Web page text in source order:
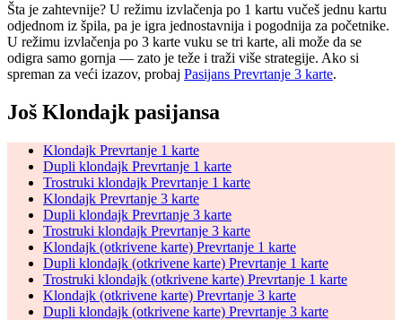
Šta je zahtevnije? U režimu izvlačenja po 1 kartu vučeš jednu kartu
odjednom iz špila, pa je igra jednostavnija i pogodnija za početnike.
U režimu izvlačenja po 3 karte vuku se tri karte, ali može da se
odigra samo gornja — zato je teže i traži više strategije. Ako si
spreman za veći izazov, probaj Pasijans Prevrtanje 3 karte.
Još Klondajk pasijansa
Klondajk Prevrtanje 1 karte
Dupli klondajk Prevrtanje 1 karte
Trostruki klondajk Prevrtanje 1 karte
Klondajk Prevrtanje 3 karte
Dupli klondajk Prevrtanje 3 karte
Trostruki klondajk Prevrtanje 3 karte
Klondajk (otkrivene karte) Prevrtanje 1 karte
Dupli klondajk (otkrivene karte) Prevrtanje 1 karte
Trostruki klondajk (otkrivene karte) Prevrtanje 1 karte
Klondajk (otkrivene karte) Prevrtanje 3 karte
Dupli klondajk (otkrivene karte) Prevrtanje 3 karte